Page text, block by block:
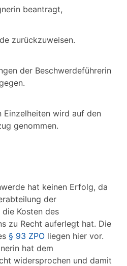
beantragt,
zurückzuweisen.
der Beschwerdeführerin
Einzelheiten wird auf den
genommen.
hat keinen Erfolg, da
der
Kosten des
zu Recht auferlegt hat. Die
§ 93 ZPO liegen hier vor.
hat dem
widersprochen und damit